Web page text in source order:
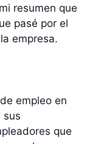
resumen que
pasé por el
empresa.
empleo en
sus
que